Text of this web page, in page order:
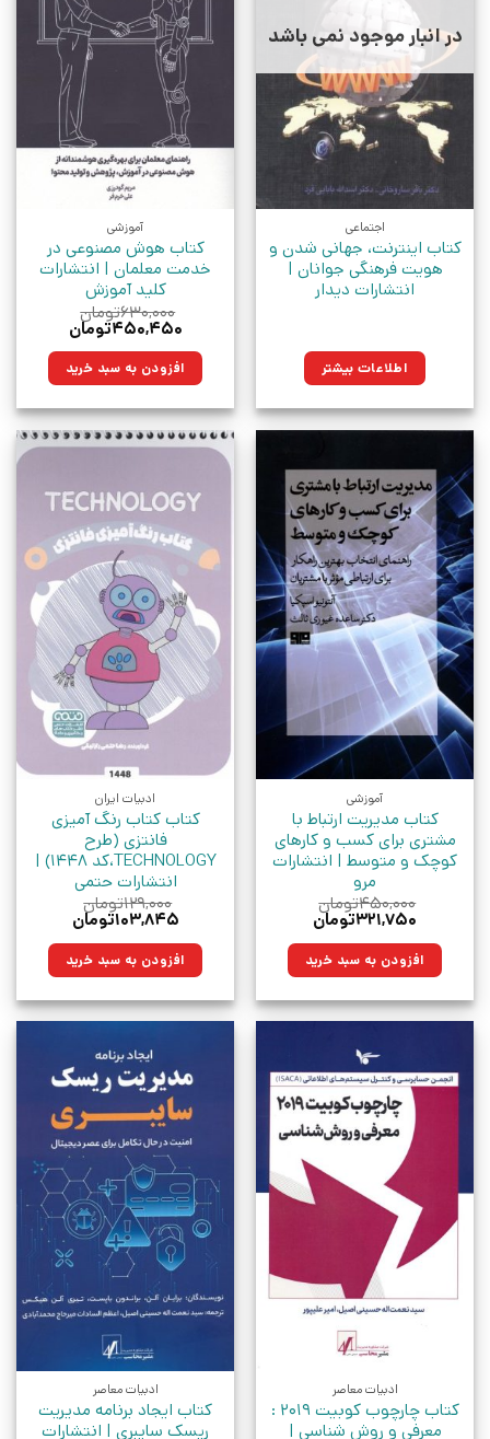
در انبار موجود نمی باشد
اجتماعی
کتاب اینترنت، جهانی شدن و
هویت فرهنگی جوانان |
انتشارات دیدار
اطلاعات بیشتر
آموزشی
کتاب هوش مصنوعی در
خدمت معلمان | انتشارات
کلید آموزش
۶۳۰,۰۰۰تومان
قیمت
۶۳۰,۰۰۰تومان
بود.
۴۵۰,۴۵۰تومان
۴۵۰,۴۵۰تومان. افزودن به سبد خرید
آموزشی
کتاب مدیریت ارتباط با
مشتری برای کسب و کارهای
کوچک و متوسط | انتشارات
مرو
۴۵۰,۰۰۰تومان
قیمت
۴۵۰,۰۰۰تومان
بود.
۳۲۱,۷۵۰تومان
۳۲۱,۷۵۰تومان.افزودن به سبد خرید
ادبیات ایران
کتاب کتاب رنگ آمیزی
فانتزی (طرح
TECHNOLOGY،کد 1448) |
انتشارات حتمی
۱۲۹,۰۰۰تومان
قیمت
۱۲۹,۰۰۰تومان
بود.
۱۰۳,۸۴۵تومان
۱۰۳,۸۴۵تومان.افزودن به سبد خرید
ادبیات معاصر
کتاب چارچوب کوبیت 2019 :
معرفی و روش شناسی |
ادبیات معاصر
کتاب ایجاد برنامه مدیریت
ریسک سایبری | انتشارات